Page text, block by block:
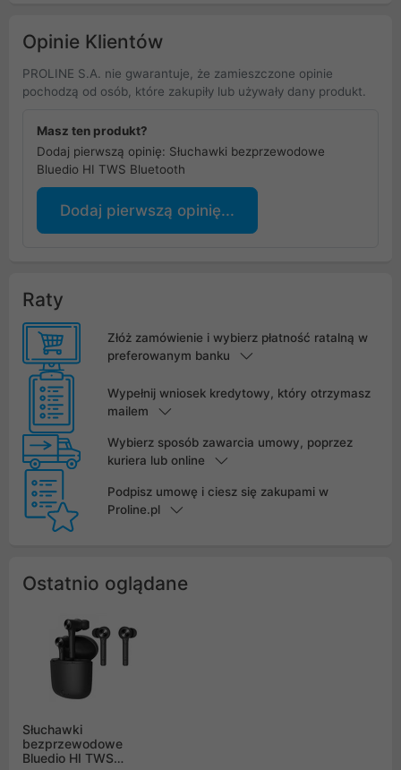
Opinie Klientów
PROLINE S.A. nie gwarantuje, że zamieszczone opinie
pochodzą od osób, które zakupiły lub używały dany produkt.
Masz ten produkt?
Dodaj pierwszą opinię: Słuchawki bezprzewodowe
Bluedio HI TWS Bluetooth
Dodaj pierwszą opinię...
Raty
Złóż zamówienie i wybierz płatność ratalną w
preferowanym banku
Wypełnij wniosek kredytowy, który otrzymasz
mailem
Wybierz sposób zawarcia umowy, poprzez
kuriera lub online
Podpisz umowę i ciesz się zakupami w
Proline.pl
Ostatnio oglądane
Słuchawki
bezprzewodowe
Bluedio HI TWS